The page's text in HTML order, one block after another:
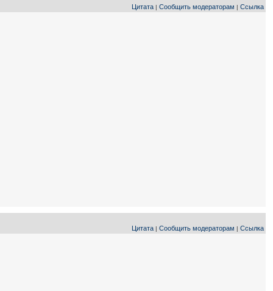
Цитата | Сообщить модераторам | Ссылка
Цитата | Сообщить модераторам | Ссылка